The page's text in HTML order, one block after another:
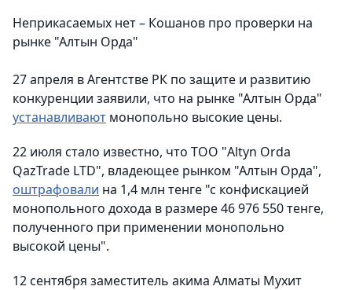
Неприкасаемых нет – Кошанов про проверки на
рынке "Алтын Орда"
27 апреля в Агентстве РК по защите и развитию
конкуренции заявили, что на рынке "Алтын Орда"
устанавливают монопольно высокие цены.
22 июля стало известно, что ТОО "Altyn Orda
QazTrade LTD", владеющее рынком "Алтын Орда",
оштрафовали на 1,4 млн тенге "с конфискацией
монопольного дохода в размере 46 976 550 тенге,
полученного при применении монопольно
высокой цены".
12 сентября заместитель акима Алматы Мухит